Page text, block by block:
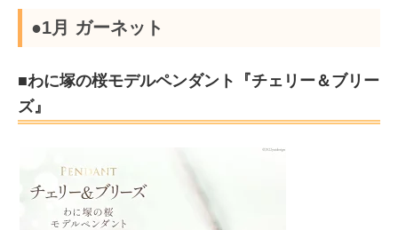
●1月 ガーネット
■わに塚の桜モデルペンダント『チェリー＆ブリー
ズ』